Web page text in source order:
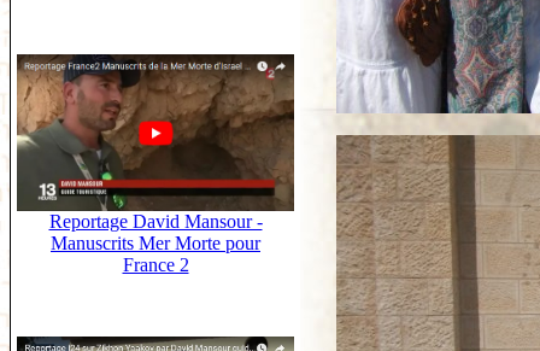
Reportage David Mansour -
Manuscrits Mer Morte pour
France 2